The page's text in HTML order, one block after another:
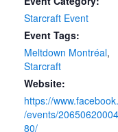
Starcraft Event
Event Tags:
Meltdown Montréal,
Starcraft
Website:
https://
/events/
80/